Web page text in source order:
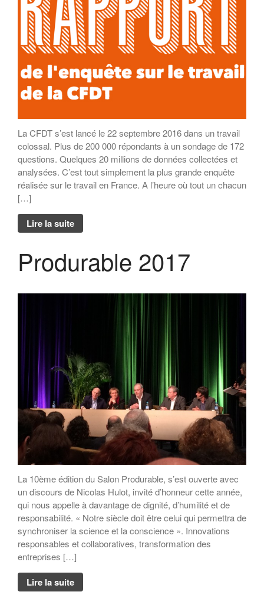
La CFDT s’est lancé le 22 septembre 2016 dans un travail
colossal. Plus de 200 000 répondants à un sondage de 172
questions. Quelques 20 millions de données collectées et
analysées. C’est tout simplement la plus grande enquête
réalisée sur le travail en France. A l’heure où tout un chacun
[…]
Lire la suite
Produrable 2017
La 10ème édition du Salon Produrable, s’est ouverte avec
un discours de Nicolas Hulot, invité d’honneur cette année,
qui nous appelle à davantage de dignité, d’humilité et de
responsabilité. « Notre siècle doit être celui qui permettra de
synchroniser la science et la conscience ». Innovations
responsables et collaboratives, transformation des
entreprises […]
Lire la suite